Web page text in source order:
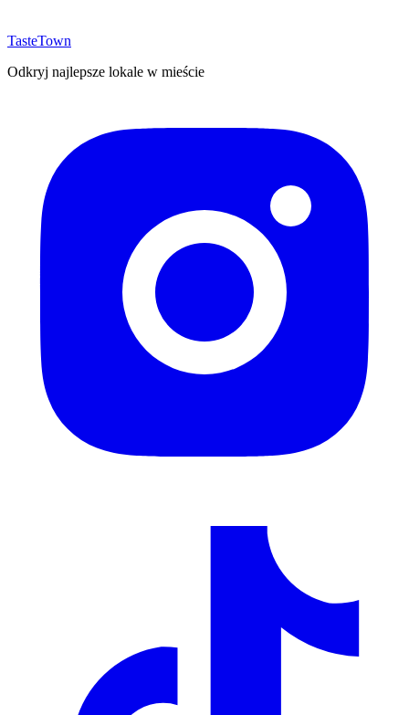
TasteTown
Odkryj najlepsze lokale w mieście